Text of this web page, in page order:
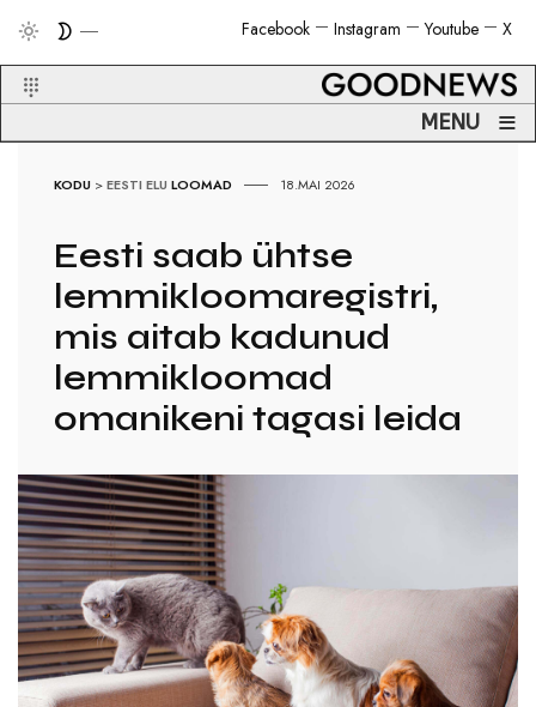
X
Youtube
Instagram
Facebook
MENU ≡
KODU >EESTI ELU LOOMAD 18.MAI 2026
Eesti saab ühtse
lemmikloomaregistri,
mis aitab kadunud
lemmikloomad
omanikeni tagasi leida